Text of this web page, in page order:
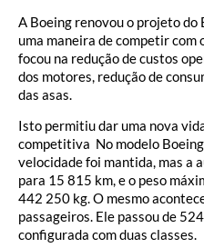
A Boeing renovou o projeto
uma maneira de competir com
focou na redução de custos
dos motores, redução de
das asas.
Isto permitiu dar uma nova
competitiva No modelo
velocidade foi mantida, mas a
para 15 815 km, e o peso
442 250 kg. O mesmo
passageiros. Ele passou de
configurada com duas classes.